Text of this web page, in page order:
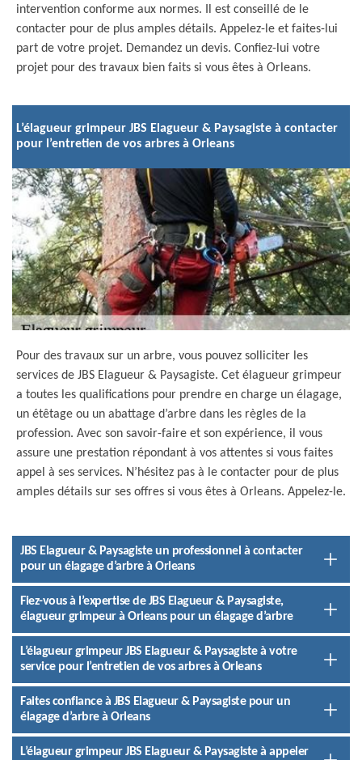
intervention conforme aux normes. Il est conseillé de le
contacter pour de plus amples détails. Appelez-le et faites-lui
part de votre projet. Demandez un devis. Confiez-lui votre
projet pour des travaux bien faits si vous êtes à Orleans.
L’élagueur grimpeur JBS Elagueur & Paysagiste à contacter
pour l’entretien de vos arbres à Orleans
Pour des travaux sur un arbre, vous pouvez solliciter les
services de JBS Elagueur & Paysagiste. Cet élagueur grimpeur
a toutes les qualifications pour prendre en charge un élagage,
un étêtage ou un abattage d’arbre dans les règles de la
profession. Avec son savoir-faire et son expérience, il vous
assure une prestation répondant à vos attentes si vous faites
appel à ses services. N’hésitez pas à le contacter pour de plus
amples détails sur ses offres si vous êtes à Orleans. Appelez-le.
JBS Elagueur & Paysagiste un professionnel à contacter
pour un élagage d’arbre à Orleans
Fiez-vous à l’expertise de JBS Elagueur & Paysagiste,
élagueur grimpeur à Orleans pour un élagage d’arbre
L’élagueur grimpeur JBS Elagueur & Paysagiste à votre
service pour l’entretien de vos arbres à Orleans
Faites confiance à JBS Elagueur & Paysagiste pour un
élagage d’arbre à Orleans
L’élagueur grimpeur JBS Elagueur & Paysagiste à appeler